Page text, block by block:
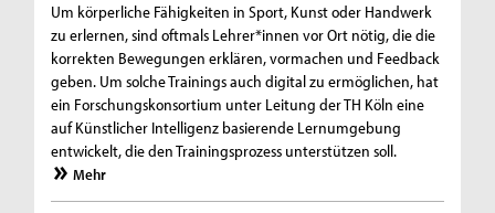
Um körperliche Fähigkeiten in Sport, Kunst oder Handwerk
zu erlernen, sind oftmals Lehrer*innen vor Ort nötig, die die
korrekten Bewegungen erklären, vormachen und Feedback
geben. Um solche Trainings auch digital zu ermöglichen, hat
ein Forschungskonsortium unter Leitung der TH Köln eine
auf Künstlicher Intelligenz basierende Lernumgebung
entwickelt, die den Trainingsprozess unterstützen soll.
Mehr